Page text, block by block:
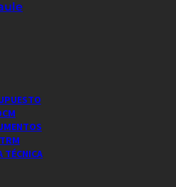
TÉCNICA